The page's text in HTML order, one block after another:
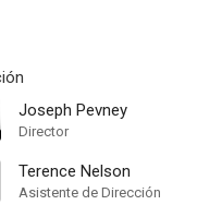
Joseph Pevney
Director
Terence Nelson
Asistente de Dirección